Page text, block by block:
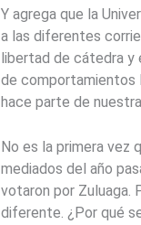
Y agrega que la
a las diferentes
libertad de cátedra y
de comportamientos
hace parte de
No es la primera
mediados del año
votaron por Zuluaga.
diferente. ¿Por qué